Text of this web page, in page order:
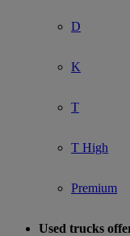
D
K
T
T High
Premium
Used trucks